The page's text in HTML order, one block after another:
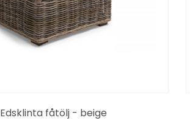
Edsklinta fåtölj - beige